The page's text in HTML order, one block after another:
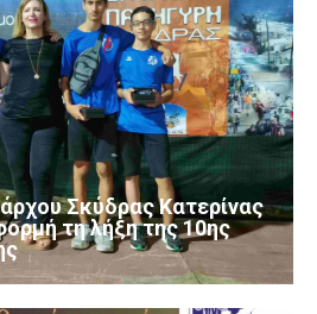
Σκύδρας Κατερίνας
τη λήξη της 10ης